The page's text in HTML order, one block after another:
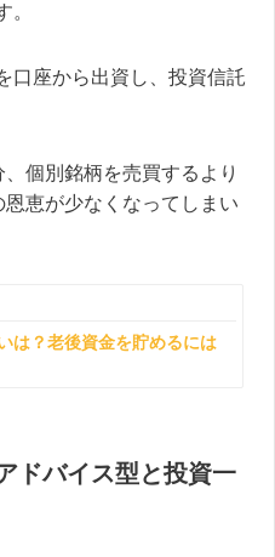
。
口座から出資し、投資信託
個別銘柄を売買するより
恵が少なくなってしまい
は？老後資金を貯めるには
ドバイス型と投資一